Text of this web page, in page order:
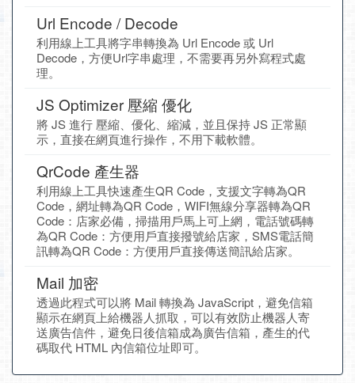
Url Encode / Decode
利用線上工具將字串轉換為 Url Encode 或 Url
Decode，方便Url字串處理，不需要再另外寫程式處
理。
JS Optimizer 壓縮 優化
將 JS 進行 壓縮、優化、縮減，並且保持 JS 正常顯
示，直接在網頁進行操作，不用下載軟體。
QrCode 產生器
利用線上工具快速產生QR Code，支援文字轉為QR
Code，網址轉為QR Code，WIFI無線分享器轉為QR
Code：店家必備，掃描用戶馬上可上網，電話號碼轉
為QR Code：方便用戶直接撥號給店家，SMS電話簡
訊轉為QR Code：方便用戶直接傳送簡訊給店家。
Mail 加密
透過此程式可以將 Mail 轉換為 JavaScript，避免信箱
顯示在網頁上給機器人抓取，可以有效防止機器人寄
送廣告信件，避免日後信箱成為廣告信箱，產生的代
碼取代 HTML 內信箱位址即可。